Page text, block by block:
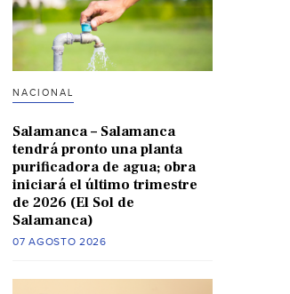
NACIONAL
Salamanca – Salamanca
tendrá pronto una planta
purificadora de agua; obra
iniciará el último trimestre
de 2026 (El Sol de
Salamanca)
07 AGOSTO 2026